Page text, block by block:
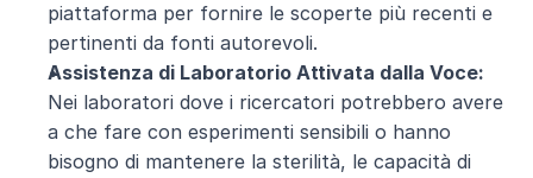
piattaforma per fornire le scoperte più recenti e
pertinenti da fonti autorevoli.
Assistenza di Laboratorio Attivata dalla Voce:
Nei laboratori dove i ricercatori potrebbero avere
a che fare con esperimenti sensibili o hanno
bisogno di mantenere la sterilità, le capacità di